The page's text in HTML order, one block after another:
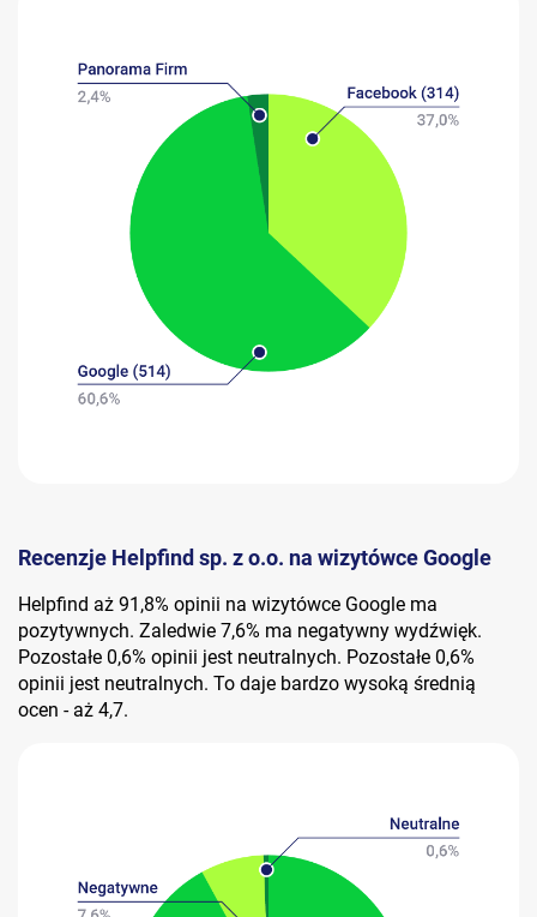
Recenzje Helpfind sp. z o.o. na wizytówce Google
Helpfind aż 91,8% opinii na wizytówce Google ma
pozytywnych. Zaledwie 7,6% ma negatywny wydźwięk.
Pozostałe 0,6% opinii jest neutralnych. Pozostałe 0,6%
opinii jest neutralnych. To daje bardzo wysoką średnią
ocen - aż 4,7.